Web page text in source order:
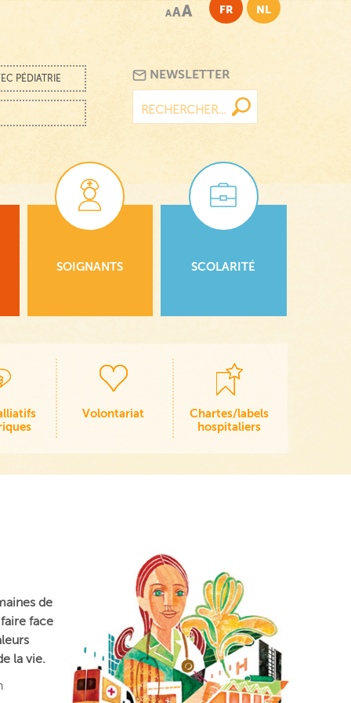
AAA FR NL
PÉDIATRIE
NEWSLETTER
Volontariat
Chartes/labels
hospitaliers
SOIGNANTS SCOLARITÉ
de
face
la vie.